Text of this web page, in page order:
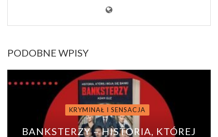
PODOBNE WPISY
KRYMINAŁ I SENSACJA
BANKSTERZY – HISTORIA, KTÓREJ